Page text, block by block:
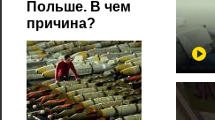
Польше. В чем
причина?